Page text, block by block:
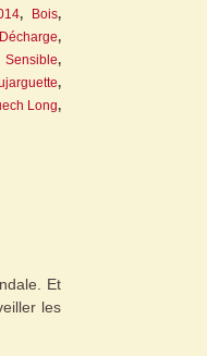
, Bois,
Décharge,
Sensible,
,
Long,
Et
les